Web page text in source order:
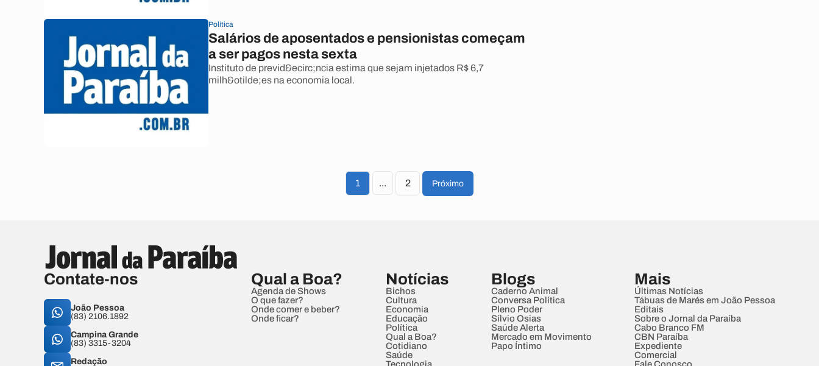
Política
Salários de aposentados e pensionistas começam
a ser pagos nesta sexta
Instituto de previd&ecirc;ncia estima que sejam injetados R$ 6,7
milh&otilde;es na economia local.
1 ... 2 Próximo
Contate-nos
João Pessoa
(83) 2106.1892
Campina Grande
(83) 3315-3204
Redação
Qual a Boa?
Agenda de Shows
O que fazer?
Onde comer e beber?
Onde ficar?
Notícias
Bichos
Cultura
Economia
Educação
Política
Qual a Boa?
Cotidiano
Saúde
Blogs
Caderno Animal
Conversa Política
Pleno Poder
Sílvio Osias
Saúde Alerta
Mercado em Movimento
Papo Íntimo
Mais
Últimas Notícias
Tábuas de Marés em João Pessoa
Editais
Sobre o Jornal da Paraíba
Cabo Branco FM
CBN Paraíba
Expediente
Comercial